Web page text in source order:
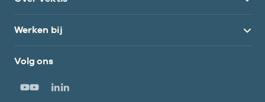
Werken bij
Volg ons